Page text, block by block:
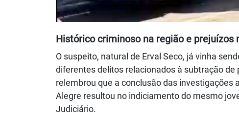
Histórico criminoso na região e prejuízos
O suspeito, natural de Erval Seco, já vinha
diferentes delitos relacionados à subtração
relembrou que a conclusão das investigações
Alegre resultou no indiciamento do mesmo
Judiciário.